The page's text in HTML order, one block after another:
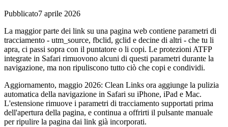
Pubblicato7 aprile 2026
La maggior parte dei link su una pagina web contiene parametri di
tracciamento - utm_source, fbclid, gclid e decine di altri - che tu li
apra, ci passi sopra con il puntatore o li copi. Le protezioni ATFP
integrate in Safari rimuovono alcuni di questi parametri durante la
navigazione, ma non ripuliscono tutto ciò che copi e condividi.
Aggiornamento, maggio 2026: Clean Links ora aggiunge la pulizia
automatica della navigazione in Safari su iPhone, iPad e Mac.
L'estensione rimuove i parametri di tracciamento supportati prima
dell'apertura della pagina, e continua a offrirti il pulsante manuale
per ripulire la pagina dai link già incorporati.